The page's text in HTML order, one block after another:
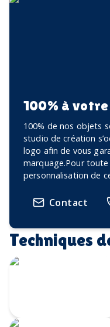
100% à
100% de nos objets
studio de création
logo afin de vous
marquage.Pour
personnalisation de
Contact
Techniques